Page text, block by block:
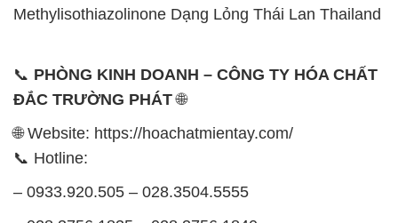
Methylisothiazolinone Dạng Lỏng Thái Lan Thailand
📞 PHÒNG KINH DOANH – CÔNG TY HÓA CHẤT
ĐẮC TRƯỜNG PHÁT🌐
🌐 Website: https://hoachatmientay.com/
📞 Hotline:
– 0933.920.505 – 028.3504.5555